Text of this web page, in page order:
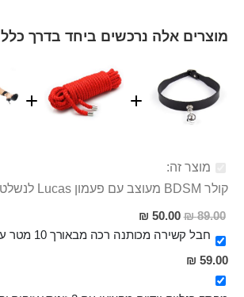
מוצרים אלה נרכשים ביחד בדרך כלל
מוצר זה:
קולר BDSM מעוצב עם פעמון Lucas לנשלטים ונשלטות
89.00 ₪
מחיר
מבצע
50.00 ₪
חבל קשירה מכותנה רכה מבאורך 10 מטר עם קצוות מתכת
59.00 ₪